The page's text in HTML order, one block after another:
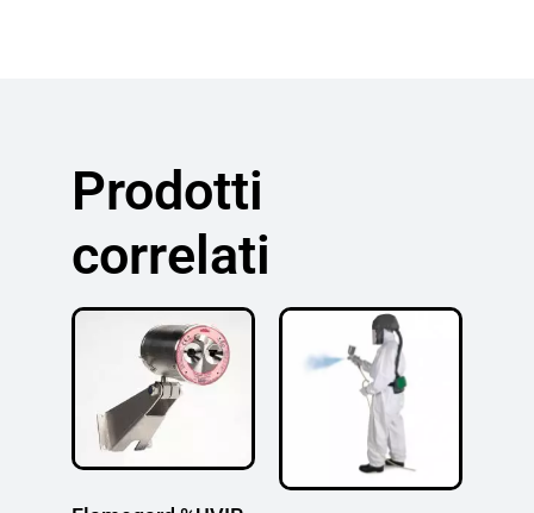
Prodotti
correlati